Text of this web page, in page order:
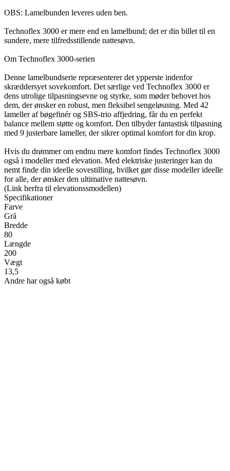
OBS: Lamelbunden leveres uden ben.
Technoflex 3000 er mere end en lamelbund; det er din billet til en
sundere, mere tilfredsstillende nattesøvn.
Om Technoflex 3000-serien
Denne lamelbundserie repræsenterer det ypperste indenfor
skræddersyet sovekomfort. Det særlige ved Technoflex 3000 er
dens utrolige tilpasningsevne og styrke, som møder behovet hos
dem, der ønsker en robust, men fleksibel sengeløsning. Med 42
lameller af bøgefinér og SBS-trio affjedring, får du en perfekt
balance mellem støtte og komfort. Den tilbyder fantastisk tilpasning
med 9 justerbare lameller, der sikrer optimal komfort for din krop.
Hvis du drømmer om endnu mere komfort findes Technoflex 3000
også i modeller med elevation. Med elektriske justeringer kan du
nemt finde din ideelle sovestilling, hvilket gør disse modeller ideelle
for alle, der ønsker den ultimative nattesøvn.
(Link herfra til elevationssmodellen)
Specifikationer
Farve
Grå
Bredde
80
Længde
200
Vægt
13,5
Andre har også købt